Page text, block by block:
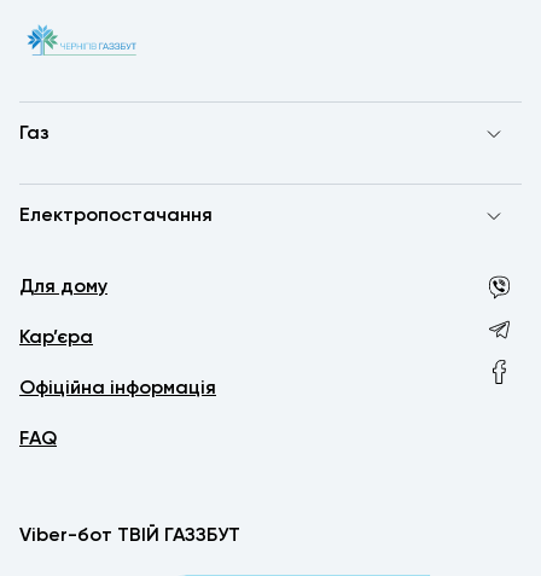
Газ
Електропостачання
Для дому
Кар’єра
Офіційна інформація
FAQ
Viber-бот ТВІЙ ГАЗЗБУТ